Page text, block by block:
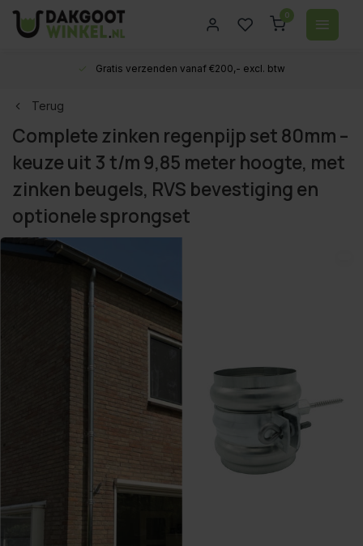
0
Gratis verzenden vanaf €200,- excl. btw
Terug
Complete zinken regenpijp set 80mm –
keuze uit 3 t/m 9,85 meter hoogte, met
zinken beugels, RVS bevestiging en
optionele sprongset